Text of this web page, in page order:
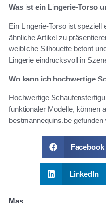
Was ist ein Lingerie-Torso
Ein Lingerie-Torso ist
ähnliche Artikel zu
weibliche Silhouette betont
Lingerie eindrucksvoll in
Wo kann ich hochwertige
Hochwertige
funktionaler Modelle, können
bestmannequins.be gefunden
Facebook
LinkedIn
Mas